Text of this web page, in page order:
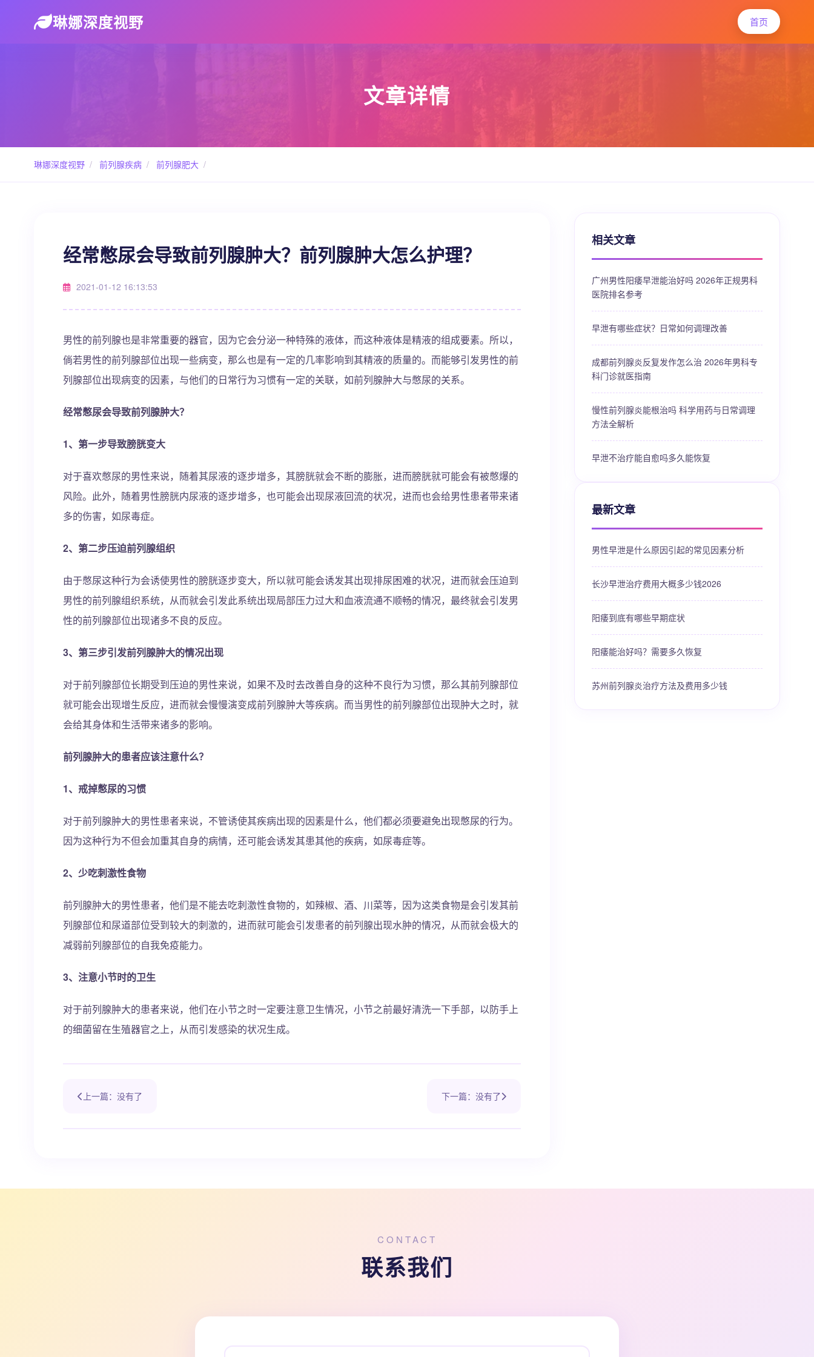
琳娜深度视野 首页
文章详情
琳娜深度视野 / 前列腺疾病 / 前列腺肥大 /
经常憋尿会导致前列腺肿大？前列腺肿大怎么护理？
2021-01-12 16:13:53
男性的前列腺也是非常重要的器官，因为它会分泌一种特殊的液体，而这种液体是精液的组成要素。所以，
倘若男性的前列腺部位出现一些病变，那么也是有一定的几率影响到其精液的质量的。而能够引发男性的前
列腺部位出现病变的因素，与他们的日常行为习惯有一定的关联，如前列腺肿大与憋尿的关系。
经常憋尿会导致前列腺肿大？
1、第一步导致膀胱变大
对于喜欢憋尿的男性来说，随着其尿液的逐步增多，其膀胱就会不断的膨胀，进而膀胱就可能会有被憋爆的
风险。此外，随着男性膀胱内尿液的逐步增多，也可能会出现尿液回流的状况，进而也会给男性患者带来诸
多的伤害，如尿毒症。
2、第二步压迫前列腺组织
由于憋尿这种行为会诱使男性的膀胱逐步变大，所以就可能会诱发其出现排尿困难的状况，进而就会压迫到
男性的前列腺组织系统，从而就会引发此系统出现局部压力过大和血液流通不顺畅的情况，最终就会引发男
性的前列腺部位出现诸多不良的反应。
3、第三步引发前列腺肿大的情况出现
对于前列腺部位长期受到压迫的男性来说，如果不及时去改善自身的这种不良行为习惯，那么其前列腺部位
就可能会出现增生反应，进而就会慢慢演变成前列腺肿大等疾病。而当男性的前列腺部位出现肿大之时，就
会给其身体和生活带来诸多的影响。
前列腺肿大的患者应该注意什么？
1、戒掉憋尿的习惯
对于前列腺肿大的男性患者来说，不管诱使其疾病出现的因素是什么，他们都必须要避免出现憋尿的行为。
因为这种行为不但会加重其自身的病情，还可能会诱发其患其他的疾病，如尿毒症等。
2、少吃刺激性食物
前列腺肿大的男性患者，他们是不能去吃刺激性食物的，如辣椒、酒、川菜等，因为这类食物是会引发其前
列腺部位和尿道部位受到较大的刺激的，进而就可能会引发患者的前列腺出现水肿的情况，从而就会极大的
减弱前列腺部位的自我免疫能力。
3、注意小节时的卫生
对于前列腺肿大的患者来说，他们在小节之时一定要注意卫生情况，小节之前最好清洗一下手部，以防手上
的细菌留在生殖器官之上，从而引发感染的状况生成。
上一篇：没有了 下一篇：没有了
相关文章
广州男性阳痿早泄能治好吗 2026年正规男科
医院排名参考
早泄有哪些症状？日常如何调理改善
成都前列腺炎反复发作怎么治 2026年男科专
科门诊就医指南
慢性前列腺炎能根治吗 科学用药与日常调理
方法全解析
早泄不治疗能自愈吗多久能恢复
最新文章
男性早泄是什么原因引起的常见因素分析
长沙早泄治疗费用大概多少钱2026
阳痿到底有哪些早期症状
阳痿能治好吗？需要多久恢复
苏州前列腺炎治疗方法及费用多少钱
CONTACT
联系我们